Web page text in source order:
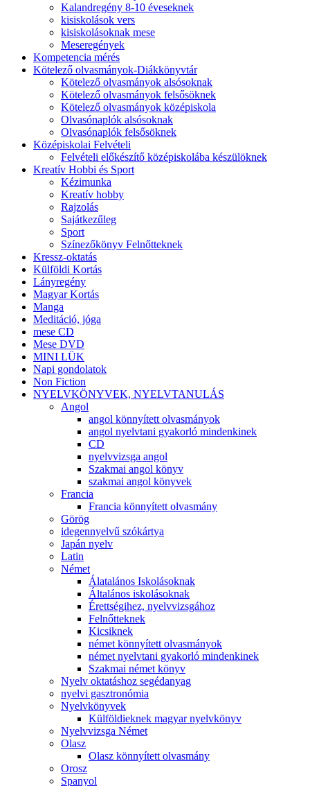
Kalandregény 8-10 éveseknek
kisiskolások vers
kisiskolásoknak mese
Meseregények
Kompetencia mérés
Kötelező olvasmányok-Diákkönyvtár
Kötelező olvasmányok alsósoknak
Kötelező olvasmányok felsősöknek
Kötelező olvasmányok középiskola
Olvasónaplók alsósoknak
Olvasónaplók felsősöknek
Középiskolai Felvételi
Felvételi előkészítő középiskolába készülöknek
Kreatív Hobbi és Sport
Kézimunka
Kreatív hobby
Rajzolás
Sajátkezűleg
Sport
Színezőkönyv Felnőtteknek
Kressz-oktatás
Külföldi Kortás
Lányregény
Magyar Kortás
Manga
Meditáció, jóga
mese CD
Mese DVD
MINI LÜK
Napi gondolatok
Non Fiction
NYELVKÖNYVEK, NYELVTANULÁS
Angol
angol könnyített olvasmányok
angol nyelvtani gyakorló mindenkinek
CD
nyelvvizsga angol
Szakmai angol könyv
szakmai angol könyvek
Francia
Francia könnyített olvasmány
Görög
idegennyelvű szókártya
Japán nyelv
Latin
Német
Álatalános Iskolásoknak
Általános iskolásoknak
Érettségihez, nyelvvizsgához
Felnőtteknek
Kicsiknek
német könnyített olvasmányok
német nyelvtani gyakorló mindenkinek
Szakmai német könyv
Nyelv oktatáshoz segédanyag
nyelvi gasztronómia
Nyelvkönyvek
Külföldieknek magyar nyelvkönyv
Nyelvvizsga Német
Olasz
Olasz könnyített olvasmány
Orosz
Spanyol